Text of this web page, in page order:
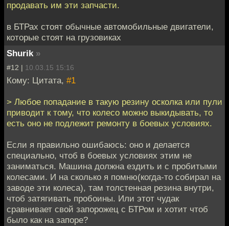
продавать им эти запчасти.
в БТРах стоят обычные автомобильные двигатели,
которые стоят на грузовиках
Shurik »
#12 | 10.03.15 15:16
Кому: Цитата, #1
> Любое попадание в такую резину осколка или пули
приводит к тому, что колесо можно выкидывать, то
есть оно не подлежит ремонту в боевых условиях.
Если я правильно ошибаюсь: оно и делается
специально, чтоб в боевых условиях этим не
заниматься. Машина должна ездить и с пробитыми
колесами. И на сколько я помню(когда-то собирал на
заводе эти колеса), там толстенная резина внутри,
чтоб затягивать пробоины. Или этот чудак
сравнивает свой запорожец с БТРом и хотит чтоб
было как на запоре?